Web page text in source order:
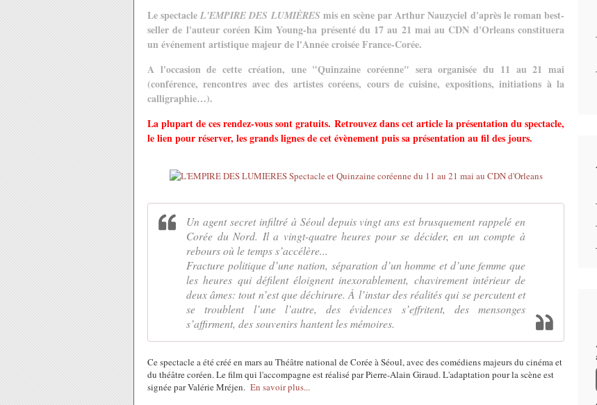
Le spectacle L'EMPIRE DES LUMIÈRES mis en scène par Arthur Nauzyciel d'après le roman best-
seller de l'auteur coréen Kim Young-ha présenté du 17 au 21 mai au CDN d'Orleans constituera
un événement artistique majeur de l'Année croisée France-Corée.
A l'occasion de cette création, une "Quinzaine coréenne" sera organisée du 11 au 21 mai
(conférence, rencontres avec des artistes coréens, cours de cuisine, expositions, initiations à la
calligraphie…).
La plupart de ces rendez-vous sont gratuits. Retrouvez dans cet article la présentation du spectacle,
le lien pour réserver, les grands lignes de cet évènement puis sa présentation au fil des jours.
Un agent secret infiltré à Séoul depuis vingt ans est brusquement rappelé en
Corée du Nord. Il a vingt-quatre heures pour se décider, en un compte à
rebours où le temps s’accélère...
Fracture politique d’une nation, séparation d’un homme et d’une femme que
les heures qui défilent éloignent inexorablement, chavirement intérieur de
deux âmes: tout n’est que déchirure. À l’instar des réalités qui se percutent et
se troublent l’une l’autre, des évidences s’effritent, des mensonges
s’affirment, des souvenirs hantent les mémoires.
Ce spectacle a été créé en mars au Théâtre national de Corée à Séoul, avec des comédiens majeurs du cinéma et
du théâtre coréen.Le film qui l'accompagne est réalisé par Pierre-Alain Giraud.L'adaptation pour la scène est
signée par Valérie Mréjen. En savoir plus...